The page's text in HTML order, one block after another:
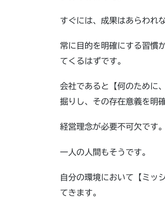
すぐには、成果はあらわれ
常に目的を明確にする習慣
てくるはずです。
会社であると【何のために
掘りし、その存在意義を明
経営理念が必要不可欠です
一人の人間もそうです。
自分の環境において【ミッ
てきます。